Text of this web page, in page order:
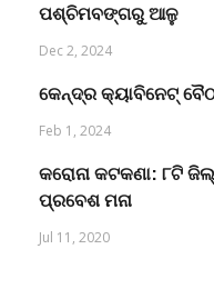
ପଶ୍ଚିମବଙ୍ଗରୁ ଆଳୁ
Dec 2, 2024
କେନ୍ଦ୍ର କ୍ୟାବିନେଟ୍
Feb 1, 2024
କରୋନା କଟକଣା: ୮ଟି
ପ୍ରବେଶ ମନା
Jul 11, 2020